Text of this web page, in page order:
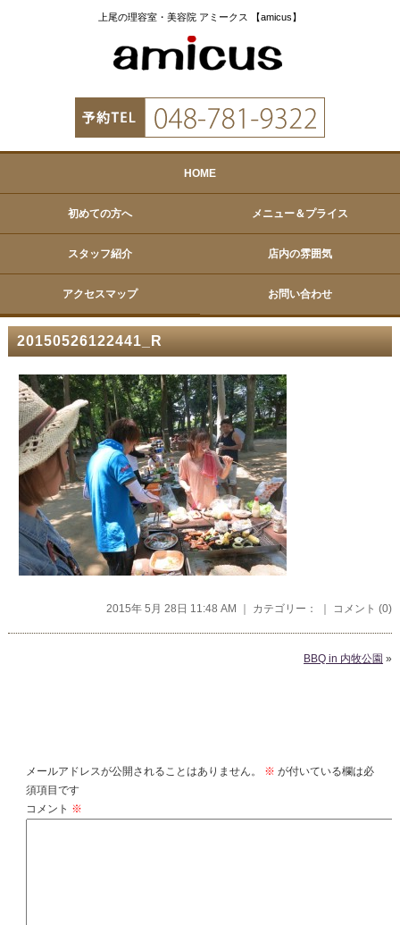
上尾の理容室・美容院 アミークス 【amicus】
HOME
初めての方へ メニュー＆プライス
スタッフ紹介 店内の雰囲気
アクセスマップ お問い合わせ
20150526122441_R
2015年 5月 28日 11:48 AM ｜ カテゴリー： ｜ コメント (0)
BBQ in 内牧公園 »
メールアドレスが公開されることはありません。 ※ が付いている欄は必
須項目です
コメント ※